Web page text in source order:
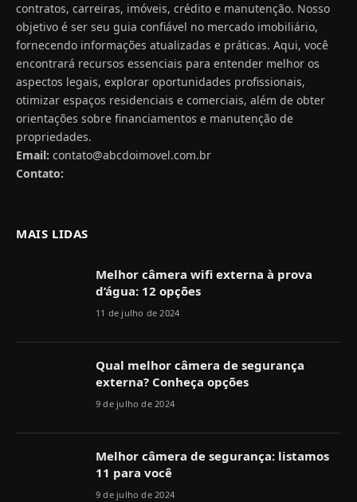
contratos, carreiras, imóveis, crédito e manutenção. Nosso
objetivo é ser seu guia confiável no mercado imobiliário,
fornecendo informações atualizadas e práticas. Aqui, você
encontrará recursos essenciais para entender melhor os
aspectos legais, explorar oportunidades profissionais,
otimizar espaços residenciais e comerciais, além de obter
orientações sobre financiamentos e manutenção de
propriedades.
Email: contato@abcdoimovel.com.br
Contato:
MAIS LIDAS
Melhor câmera wifi externa à prova
d’água: 12 opções
11 de julho de 2024
Qual melhor câmera de segurança
externa? Conheça opções
9 de julho de 2024
Melhor câmera de segurança: listamos
11 para você
9 de julho de 2024